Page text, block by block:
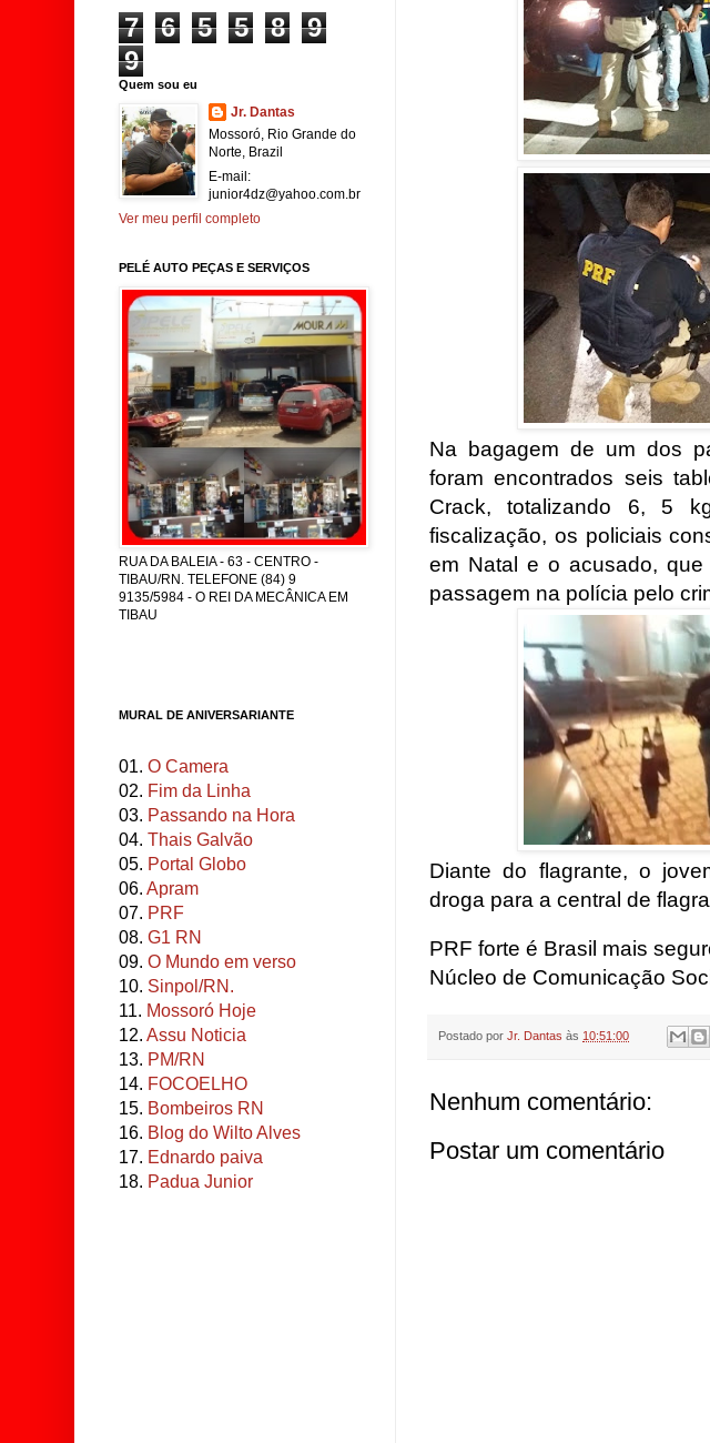
Na bagagem de um dos
foram encontrados seis
Crack, totalizando 6, 5
fiscalização, os policiais
em Natal e o acusado,
passagem na polícia pelo
Diante do flagrante, o
droga para a central de
PRF forte é Brasil mais
Núcleo de Comunicação
Postado por Jr. Dantas às 10:51:00
Nenhum comentário:
Postar um comentário
7 6 5 5 8
9
9
Quem sou eu
Jr. Dantas
Mossoró, Rio Grande do
Norte, Brazil
E-mail:
junior4dz@yahoo.com.br
Ver meu perfil completo
PELÉ AUTO PEÇAS E SERVIÇOS
RUA DA BALEIA - 63 - CENTRO -
TIBAU/RN. TELEFONE (84) 9
9135/5984 - O REI DA MECÂNICA EM
TIBAU
MURAL DE ANIVERSARIANTE
01. O Camera
02. Fim da Linha
03. Passando na Hora
04. Thais Galvão
05. Portal Globo
06. Apram
07. PRF
08. G1 RN
09. O Mundo em verso
10. Sinpol/RN.
11. Mossoró Hoje
12. Assu Noticia
13. PM/RN
14. FOCOELHO
15. Bombeiros RN
16. Blog do Wilto Alves
17. Ednardo paiva
18. Padua Junior